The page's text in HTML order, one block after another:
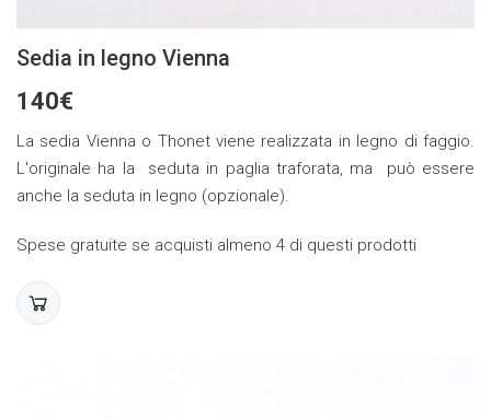
Sedia in legno Vienna
140€
La sedia Vienna o Thonet viene realizzata in legno di faggio.
L'originale ha la seduta in paglia traforata, ma può essere
anche la seduta in legno (opzionale).
Spese gratuite se acquisti almeno 4 di questi prodotti